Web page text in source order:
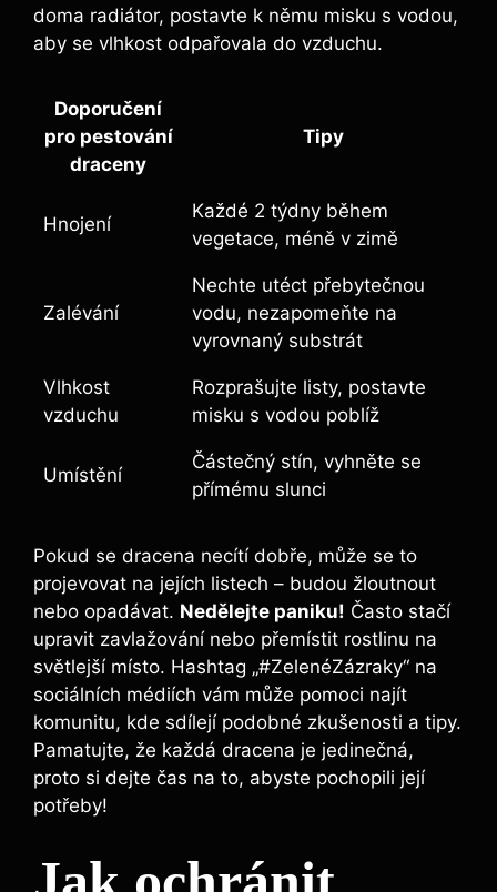
doma radiátor, postavte k němu misku s vodou,
aby se vlhkost odpařovala do vzduchu.
Doporučení
pro pestování
draceny
Tipy
Hnojení
Každé 2 týdny během
vegetace, méně v zimě
Zalévání
Nechte utéct přebytečnou
vodu, nezapomeňte na
vyrovnaný substrát
Vlhkost
vzduchu
Rozprašujte listy, postavte
misku s vodou poblíž
Umístění
Částečný stín, vyhněte se
přímému slunci
Pokud se dracena necítí dobře, může se to
projevovat na jejích listech – budou žloutnout
nebo opadávat. Nedělejte paniku! Často stačí
upravit zavlažování nebo přemístit rostlinu na
světlejší místo. Hashtag „#ZelenéZázraky“ na
sociálních médiích vám může pomoci najít
komunitu, kde sdílejí podobné zkušenosti a tipy.
Pamatujte, že každá dracena je jedinečná,
proto si dejte čas na to, abyste pochopili její
potřeby!